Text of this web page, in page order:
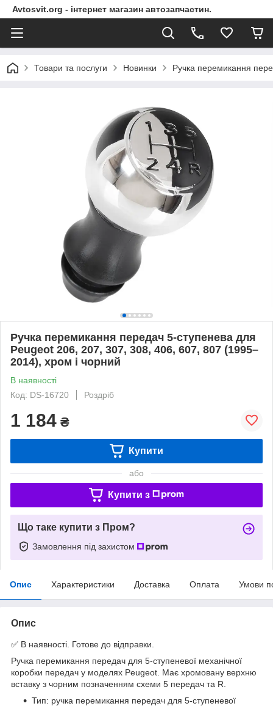
Avtosvit.org - інтернет магазин автозапчастин.
Товари та послуги Новинки Ручка перемикання
Ручка перемикання передач 5-ступенева для
Peugeot 206, 207, 307, 308, 406, 607, 807 (1995–
2014), хром і чорний
В наявності
Код: DS-16720
Роздріб
1 184 ₴
Купити
або
Купити з
Що таке купити з Пром?
Замовлення під захистом
Опис Характеристики Доставка Оплата Умови
Опис
✅ В наявності. Готове до відправки.
Ручка перемикання передач для 5-ступеневої механічної
коробки передач у моделях Peugeot. Має хромовану верхню
вставку з чорним позначенням схеми 5 передач та R.
Тип: ручка перемикання передач для 5-ступеневої